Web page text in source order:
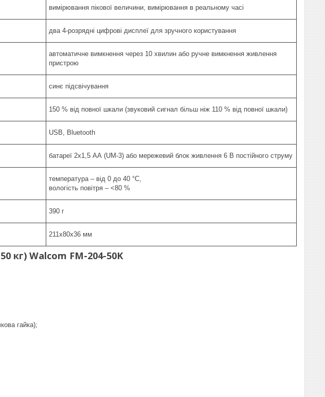
вимірювання пікової величини, вимірювання в реальному часі
два 4-розрядні цифрові дисплеї для зручного користування
автоматичне вимкнення через 10 хвилин або ручне вимкнення живлення
пристрою
синє підсвічування
150 % від повної шкали (звуковий сигнал більш ніж 110 % від повної шкали)
USB, Bluetooth
батареї 2x1,5 АА (UM-3) або мережевий блок живлення 6 В постійного струму
температура – від 0 до 40 °С,
вологість повітря – <80 %
390 г
211х80х36 мм
кг) Walcom FM-204-50K
гайка);